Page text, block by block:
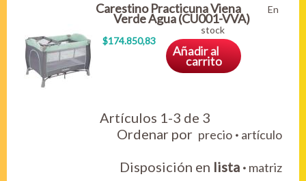
Carestino Practicuna Viena
Verde Agua (CU001-VVA)
$174.850,83
En
stock
Añadir al
carrito
Artículos 1-3 de 3
Ordenar por precio · artículo
Disposición en lista · matriz